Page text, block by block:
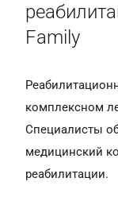
Family
комплексном
Специалисты
медицинский
реабилитации.